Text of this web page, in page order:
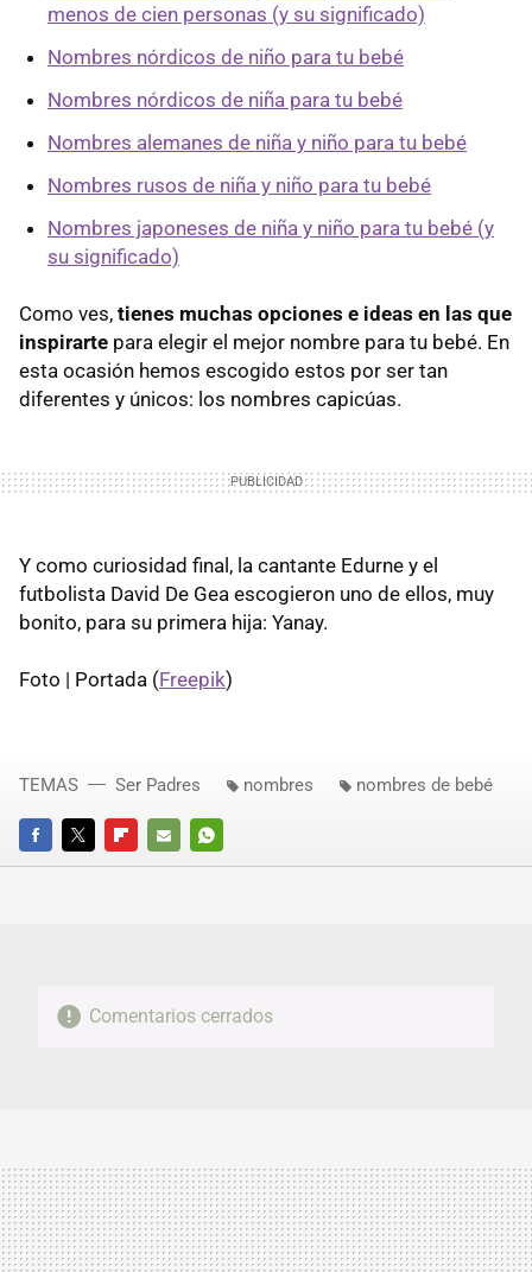
menos de cien personas (y su significado)
Nombres nórdicos de niño para tu bebé
Nombres nórdicos de niña para tu bebé
Nombres alemanes de niña y niño para tu bebé
Nombres rusos de niña y niño para tu bebé
Nombres japoneses de niña y niño para tu bebé (y
su significado)
Como ves, tienes muchas opciones e ideas en las que
inspirarte para elegir el mejor nombre para tu bebé. En
esta ocasión hemos escogido estos por ser tan
diferentes y únicos: los nombres capicúas.
Y como curiosidad final, la cantante Edurne y el
futbolista David De Gea escogieron uno de ellos, muy
bonito, para su primera hija: Yanay.
Foto | Portada (Freepik)
FACEBOOKTWITTERFLIPBOARD
E-
WHATSAPP
TEMAS Ser Padres nombres nombres de bebé
Comentarios cerrados